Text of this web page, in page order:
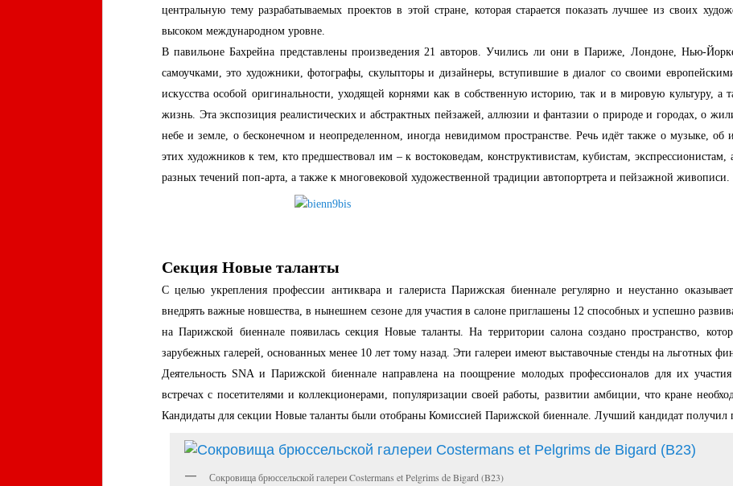
центральную тему разрабатываемых проектов в этой стране, которая старается показать лучшее из своих
высоком международном уровне.
В павильоне Бахрейна представлены произведения 21 авторов. Учились ли они в Париже, Лондоне, Нью-
самоучками, это художники, фотографы, скульпторы и дизайнеры, вступившие в диалог со своими
искусства особой оригинальности, уходящей корнями как в собственную историю, так и в мировую культуру, а
жизнь. Эта экспозиция реалистических и абстрактных пейзажей, аллюзии и фантазии о природе и городах, о
небе и земле, о бесконечном и неопределенном, иногда невидимом пространстве. Речь идёт также о музыке, об
этих художников к тем, кто предшествовал им – к востоковедам, конструктивистам, кубистам, экспрессионистам,
разных течений поп-арта, а также к многовековой художественной традиции автопортрета и пейзажной живописи.
Секция Новые таланты
С целью укрепления профессии антиквара и галериста Парижская биеннале регулярно и неустанно
внедрять важные новшества, в нынешнем сезоне для участия в салоне приглашены 12 способных и успешно
на Парижской биеннале появилась секция Новые таланты. На территории салона создано пространство,
зарубежных галерей, основанных менее 10 лет тому назад. Эти галереи имеют выставочные стенды на льготных
Деятельность SNA и Парижской биеннале направлена на поощрение молодых профессионалов для их
встречах с посетителями и коллекционерами, популяризации своей работы, развитии амбиции, что кране
Кандидаты для секции Новые таланты были отобраны Комиссией Парижской биеннале. Лучший кандидат получил
Сокровища брюссельской галереи Costermans et Pelgrims de Bigard (B23)